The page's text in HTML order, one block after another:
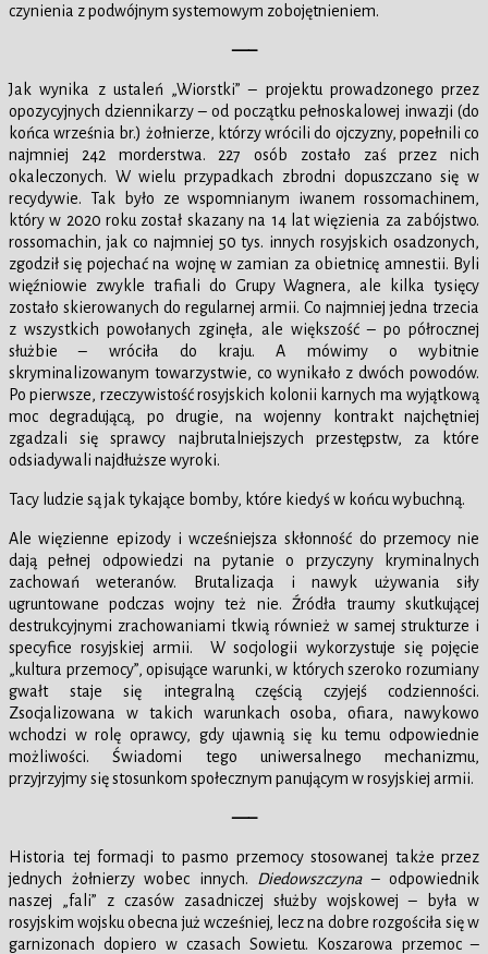
czynienia z podwójnym systemowym zobojętnieniem.
—–
Jak wynika z ustaleń „Wiorstki” – projektu prowadzonego przez
opozycyjnych dziennikarzy – od początku pełnoskalowej inwazji (do
końca września br.) żołnierze, którzy wrócili do ojczyzny, popełnili co
najmniej 242 morderstwa. 227 osób zostało zaś przez nich
okaleczonych. W wielu przypadkach zbrodni dopuszczano się w
recydywie. Tak było ze wspomnianym iwanem rossomachinem,
który w 2020 roku został skazany na 14 lat więzienia za zabójstwo.
rossomachin, jak co najmniej 50 tys. innych rosyjskich osadzonych,
zgodził się pojechać na wojnę w zamian za obietnicę amnestii. Byli
więźniowie zwykle trafiali do Grupy Wagnera, ale kilka tysięcy
zostało skierowanych do regularnej armii. Co najmniej jedna trzecia
z wszystkich powołanych zginęła, ale większość – po półrocznej
służbie – wróciła do kraju. A mówimy o wybitnie
skryminalizowanym towarzystwie, co wynikało z dwóch powodów.
Po pierwsze, rzeczywistość rosyjskich kolonii karnych ma wyjątkową
moc degradującą, po drugie, na wojenny kontrakt najchętniej
zgadzali się sprawcy najbrutalniejszych przestępstw, za które
odsiadywali najdłuższe wyroki.
Tacy ludzie są jak tykające bomby, które kiedyś w końcu wybuchną.
Ale więzienne epizody i wcześniejsza skłonność do przemocy nie
dają pełnej odpowiedzi na pytanie o przyczyny kryminalnych
zachowań weteranów. Brutalizacja i nawyk używania siły
ugruntowane podczas wojny też nie. Źródła traumy skutkującej
destrukcyjnymi zrachowaniami tkwią również w samej strukturze i
specyfice rosyjskiej armii. W socjologii wykorzystuje się pojęcie
„kultura przemocy”, opisujące warunki, w których szeroko rozumiany
gwałt staje się integralną częścią czyjejś codzienności.
Zsocjalizowana w takich warunkach osoba, ofiara, nawykowo
wchodzi w rolę oprawcy, gdy ujawnią się ku temu odpowiednie
możliwości. Świadomi tego uniwersalnego mechanizmu,
przyjrzyjmy się stosunkom społecznym panującym w rosyjskiej armii.
—–
Historia tej formacji to pasmo przemocy stosowanej także przez
jednych żołnierzy wobec innych.
Diedowszczyna– odpowiednik
naszej „fali” z czasów zasadniczej służby wojskowej – była w
rosyjskim wojsku obecna już wcześniej, lecz na dobre rozgościła się w
garnizonach dopiero w czasach Sowietu. Koszarowa przemoc –